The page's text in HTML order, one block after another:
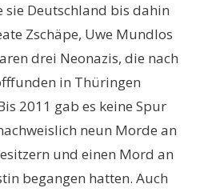
sie Deutschland bis dahin
Zschäpe, Uwe Mundlos
drei Neonazis, die nach
in Thüringen
2011 gab es keine Spur
neun Morde an
und einen Mord an
begangen hatten. Auch